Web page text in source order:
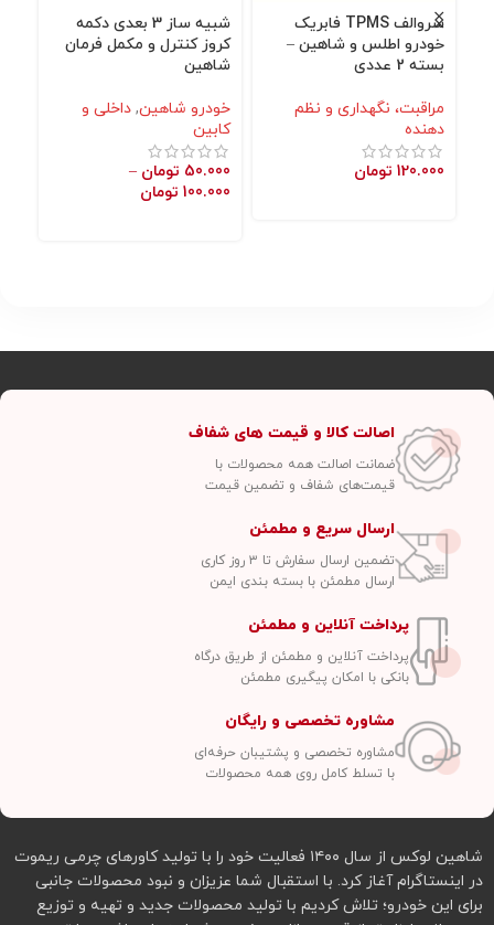
سروالف TPMS فابریک
خودرو اطلس و شاهین –
بسته 2 عددی
مراقبت، نگهداری و نظم
دهنده
120.000 تومان
شبیه ساز 3 بعدی دکمه
کروز کنترل و مکمل فرمان
شاهین
خودرو شاهین, داخلی و
کابین
50.000 تومان –
100.000 تومان
اصالت کالا و قیمت های شفاف
ضمانت اصالت همه محصولات با
قیمت‌های شفاف و تضمین قیمت
ارسال سریع و مطمئن
تضمین ارسال سفارش تا ۳ روز کاری
ارسال مطمئن با بسته بندی ایمن
پرداخت آنلاین و مطمئن
پرداخت آنلاین و مطمئن از طریق درگاه
بانکی با امکان پیگیری مطمئن
مشاوره تخصصی و رایگان
مشاوره تخصصی و پشتیبان حرفه‌ای
با تسلط کامل روی همه محصولات
شاهین لوکس از سال ۱۴۰۰ فعالیت خود را با تولید کاورهای چرمی ریموت
در اینستاگرام آغاز کرد. با استقبال شما عزیزان و نبود محصولات جانبی
برای این خودرو؛ تلاش کردیم با تولید محصولات جدید و تهیه و توزیع